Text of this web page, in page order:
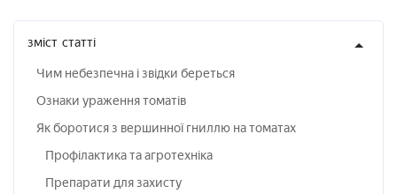
зміст статті
Чим небезпечна і звідки береться
Ознаки ураження томатів
Як боротися з вершинної гниллю на томатах
Профілактика та агротехніка
Препарати для захисту